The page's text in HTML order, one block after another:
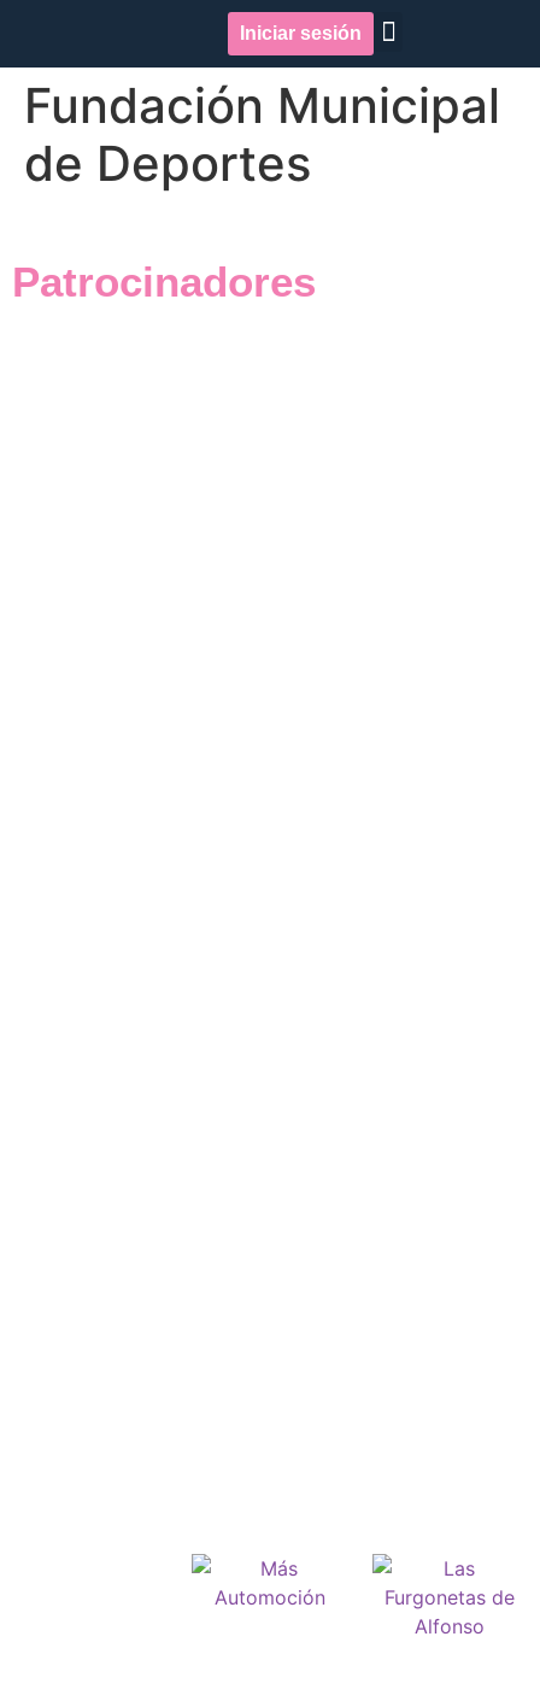
Iniciar sesión
Fundación Municipal
de Deportes
Patrocinadores